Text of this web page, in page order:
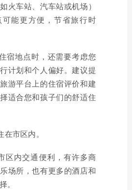
火车站、汽车站或机场）
可能更方便，节省旅行时
宿地点时，还需要考虑您
计划和个人偏好。建议提
游平台上的住宿评价和建
适合您和孩子们的舒适住
在市区内。
区内交通便利，有许多商
场所，也有更多的酒店和
。